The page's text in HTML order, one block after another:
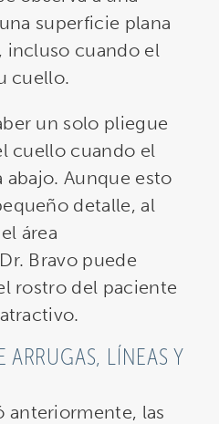
superficie plana
incluso cuando el
cuello.
un solo pliegue
cuello cuando el
Aunque esto
detalle, al
área
Bravo puede
rostro del paciente
LÍNEAS Y
anteriormente, las